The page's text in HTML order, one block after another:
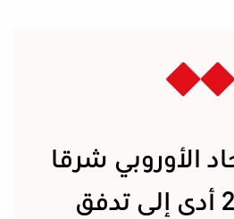
الأوروبي شرقا
عام 2004 أدى إلى تدفق